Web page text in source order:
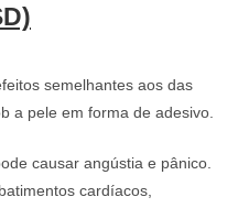
semelhantes aos das
a pele em forma de adesivo.
causar angústia e pânico.
cardíacos,